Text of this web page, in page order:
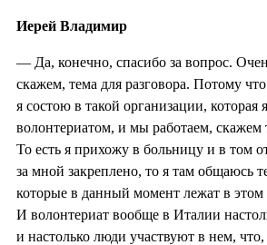
Иерей Владимир
— Да, конечно, спасибо за вопрос.
скажем, тема для разговора. Потому
я состою в такой организации, которая
волонтериатом, и мы работаем, скажем
То есть я прихожу в больницу и в том
за мной закреплено, то я там общаюсь
которые в данный момент лежат в этом
И волонтериат вообще в Италии
и настолько люди участвуют в нем,